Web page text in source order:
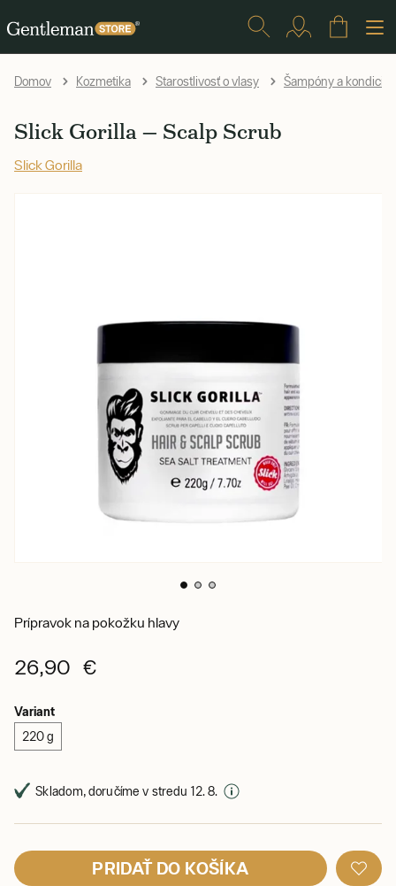
Domov Kozmetika Starostlivosť o vlasy Šampóny a
Slick Gorilla — Scalp Scrub
Slick Gorilla
Prípravok na pokožku hlavy
26,90 €
Variant
220 g
Skladom, doručíme v stredu 12. 8.
PRIDAŤ DO KOŠÍKA